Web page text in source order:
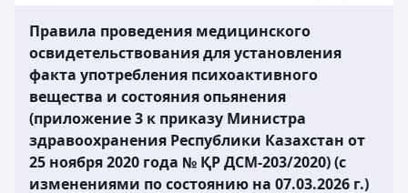
Правила проведения медицинского
освидетельствования для установления
факта употребления психоактивного
вещества и состояния опьянения
(приложение 3 к приказу Министра
здравоохранения Республики Казахстан от
25 ноября 2020 года № ҚР ДСМ-203/2020) (с
изменениями по состоянию на 07.03.2026 г.)